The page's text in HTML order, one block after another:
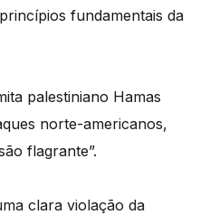
fundamentais da
palestiniano Hamas
norte-americanos,
flagrante”.
clara violação da